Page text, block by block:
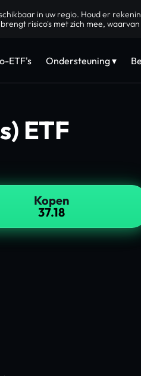
in uw regio. Houd er
risico's met zich mee,
ETF's Ondersteuning ▾
ETF
Kopen
37.18